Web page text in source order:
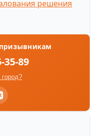
решения
35-89
город?